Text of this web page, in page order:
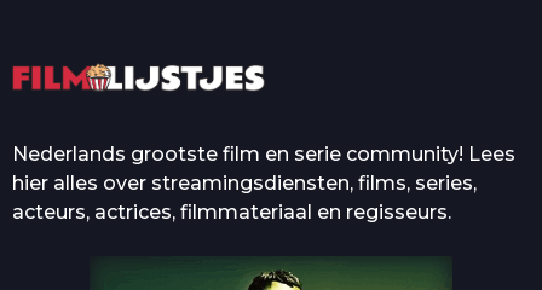
Nederlands grootste film en serie community! Lees
hier alles over streamingsdiensten, films, series,
acteurs, actrices, filmmateriaal en regisseurs.